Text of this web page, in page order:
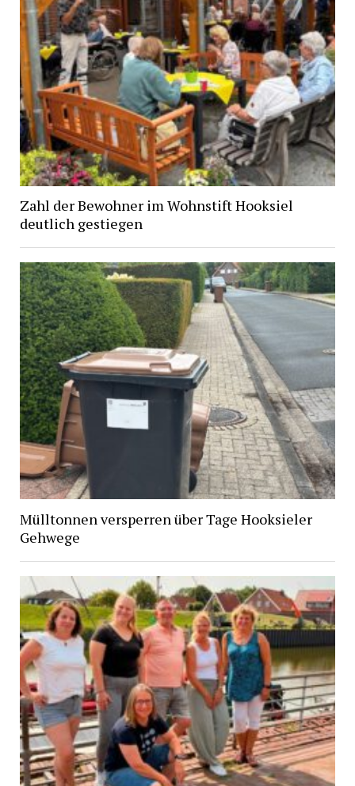
Zahl der Bewohner im Wohnstift Hooksiel
deutlich gestiegen
Mülltonnen versperren über Tage Hooksieler
Gehwege